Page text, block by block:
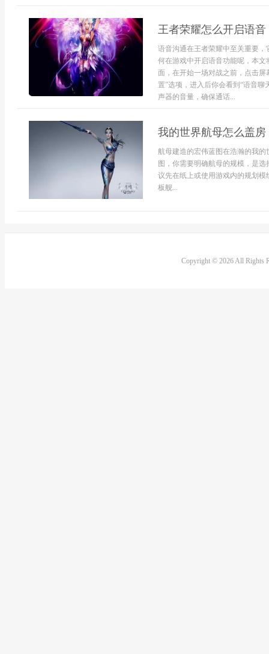
王者荣耀怎么开启语
语音沟通在王者荣耀中至关重要
何在游戏中开启语音功能呢，本
面，在开始一场对战之前，点击屏
置”选项，进入后你会看到“语音
声器的音量，确保通话...
我的世界航母怎么盖
航母建造的宏伟蓝图在浩瀚的我
图，你需要明确航母的规模，是
议先在纸上或使用游戏内的规划
板舰...
Copyright © 2026 All Rights